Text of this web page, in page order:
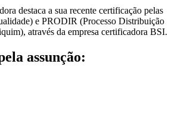
destaca a sua recente certificação pelas
e PRODIR (Processo Distribuição
através da empresa certificadora BSI.
assunção: